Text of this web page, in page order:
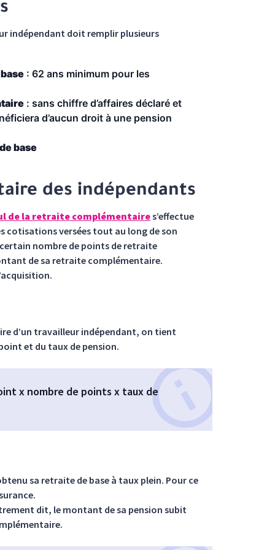
indépendant doit remplir plusieurs
: 62 ans minimum pour les
: sans chiffre d’affaires déclaré et
d’aucun droit à une pension
base
des indépendants
de la retraite complémentaires’effectue
cotisations versées tout au long de son
nombre de points de retraite
de sa retraite complémentaire.
d’un travailleur indépendant, on tient
et du taux de pension.
x nombre de points x taux de
sa retraite de base à taux plein. Pour ce
dit, le montant de sa pension subit